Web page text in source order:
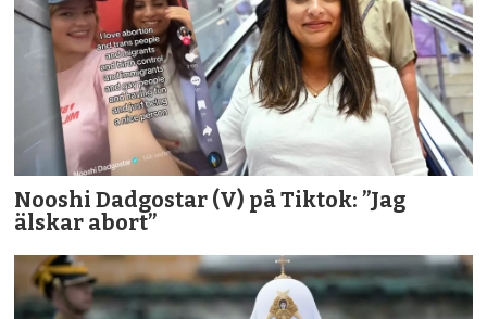
Nooshi Dadgostar (V) på Tiktok: ”Jag
älskar abort”